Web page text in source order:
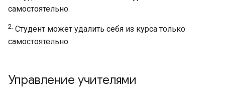
самостоятельно.
2. Студент может удалить себя из курса только
самостоятельно.
Управление учителями